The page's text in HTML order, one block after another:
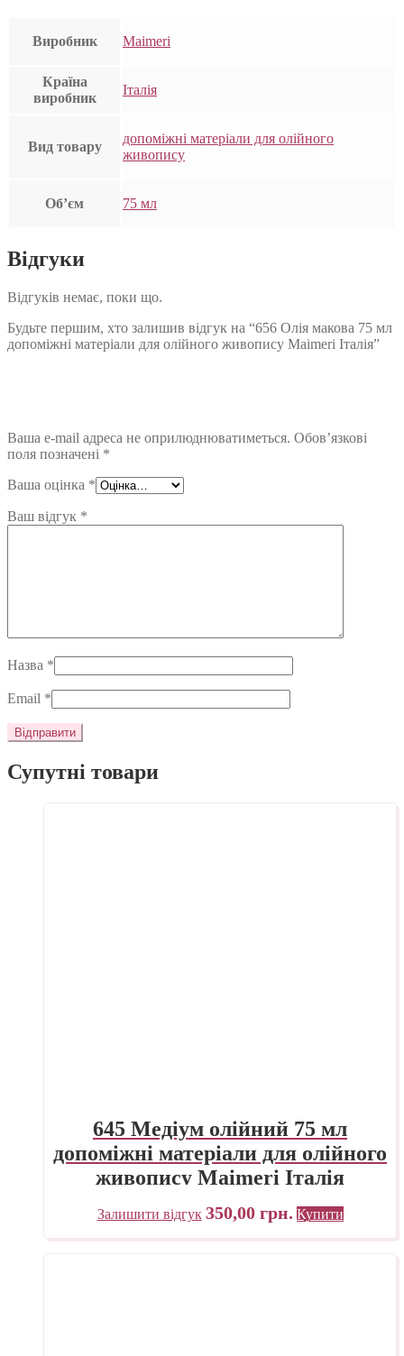
Виробник Maimeri
Країна
виробник
Італія
Вид товару
допоміжні матеріали для олійного
живопису
Об’єм 75 мл
Відгуки
Відгуків немає, поки що.
Будьте першим, хто залишив відгук на “656 Олія макова 75 мл
допоміжні матеріали для олійного живопису Maimeri Італія”
Ваша e-mail адреса не оприлюднюватиметься. Обов’язкові
поля позначені *
Ваша оцінка *
Ваш відгук *
Назва *
Email *
Супутні товари
645 Медіум олійний 75 мл
допоміжні матеріали для олійного
живопису Maimeri Італія
Залишити відгук 350,00 грн. Купити